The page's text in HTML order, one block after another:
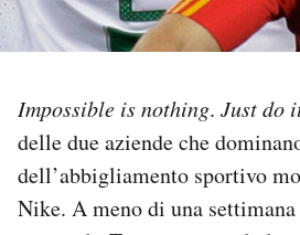
I MIEI PREFERITI
SHOP
Impossible is nothing. Just do
delle due aziende che
dell’abbigliamento sportivo
Nike. A meno di una